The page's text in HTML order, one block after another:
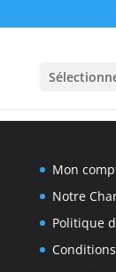
Mon
Notre
Politique